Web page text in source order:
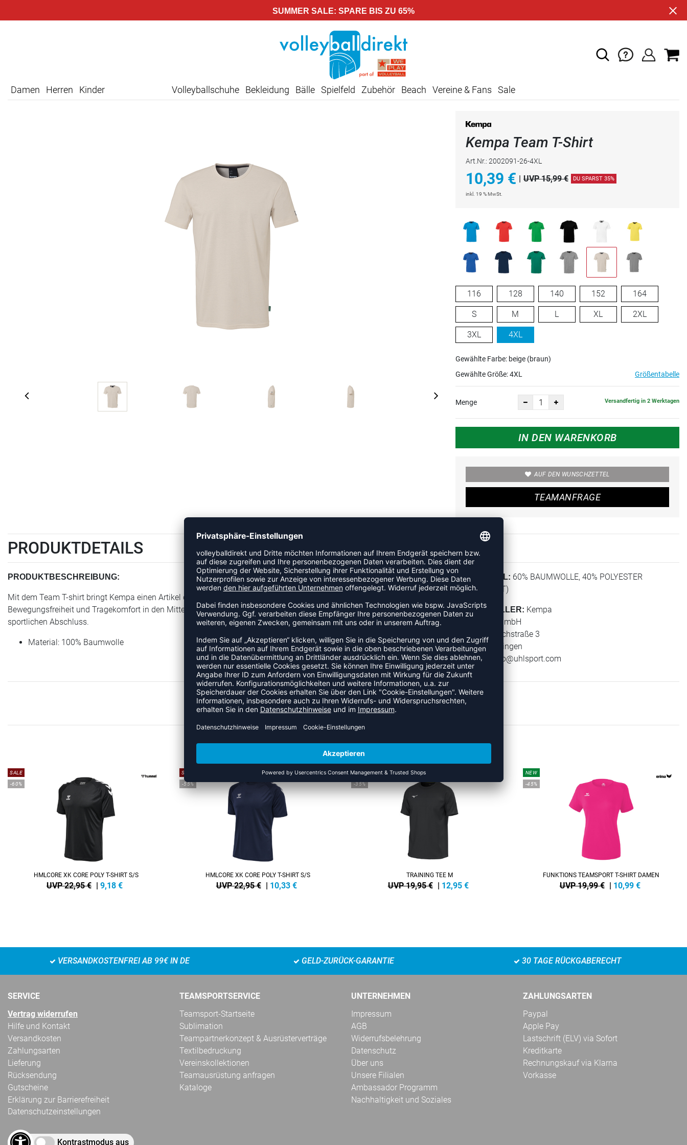
SUMMER SALE: SPARE BIS ZU 65%
Damen Herren Kinder Volleyballschuhe Bekleidung Bälle Spielfeld Zubehör Beach Vereine & Fans Sale
Kempa Team T-Shirt
Art.Nr.: 2002091-26-4XL
10,39 € | UVP 15,99 € DU SPARST 35%
inkl. 19 % MwSt.
116 128 140 152 164
S M L XL 2XL
3XL 4XL
Gewählte Farbe: beige (braun)
Gewählte Größe:4XL Größentabelle
Menge Versandfertig in 2 Werktagen
IN DEN WARENKORB
AUF DEN WUNSCHZETTEL
TEAMANFRAGE
PRODUKTDETAILS
PRODUKTBESCHREIBUNG:
Mit dem Team T-shirt bringt Kempa einen Artikel der Kategorie Shirt an den Start. Ein Shirt mit durchdachtem Schnitt, das
Bewegungsfreiheit und Tragekomfort in den Mittelpunkt stellt. Der Kragen sitzt eng an und sorgt für einen sauberen,
sportlichen Abschluss.
Material: 100% Baumwolle
MATERIAL: 60% BAUMWOLLE, 40% POLYESTER
(RECYCELT)
HERSTELLER: Kempa
Uhlsport GmbH
Klingenbachstraße 3
72336 Balingen
E-Mail:
info@uhlsport.com
ZULETZT ANGESEHEN
MEHR AUS DER KATEGORIE T-SHIRTS
SALE
-60%
HMLCORE XK CORE POLY T-SHIRT S/S
UVP 22,95 € 9,18 €
SALE
-55%
HMLCORE XK CORE POLY T-SHIRT S/S
UVP 22,95 € 10,33 €
SALE
-35%
TRAINING TEE M
UVP 19,95 € 12,95 €
NEW
-45%
FUNKTIONS TEAMSPORT T-SHIRT DAMEN
UVP 19,99 € 10,99 €
VERSANDKOSTENFREI AB 99€ IN DE GELD-ZURÜCK-GARANTIE 30 TAGE RÜCKGABERECHT
SERVICE
Vertrag widerrufen
Hilfe und Kontakt
Versandkosten
Zahlungsarten
Lieferung
Rücksendung
Gutscheine
Erklärung zur Barrierefreiheit
Datenschutzeinstellungen
Kontrastmodus aus
TEAMSPORTSERVICE
Teamsport-Startseite
Sublimation
Teampartnerkonzept & Ausrüsterverträge
Textilbedruckung
Vereinskollektionen
Teamausrüstung anfragen
Kataloge
UNTERNEHMEN
Impressum
AGB
Widerrufsbelehrung
Datenschutz
Über uns
Unsere Filialen
Ambassador Programm
Nachhaltigkeit und Soziales
ZAHLUNGSARTEN
Paypal
Apple Pay
Lastschrift (ELV) via Sofort
Kreditkarte
Rechnungskauf via Klarna
Vorkasse